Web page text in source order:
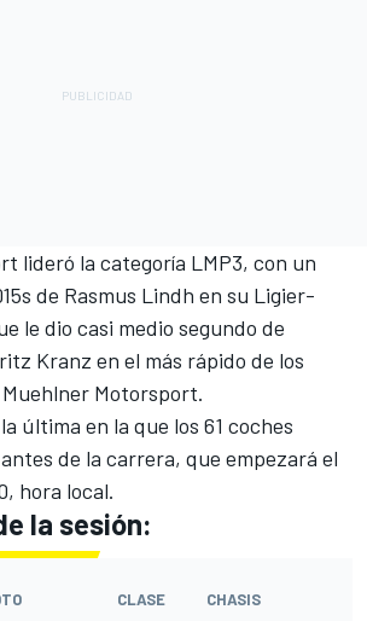
lideró la categoría LMP3, con un
de Rasmus Lindh en su Ligier-
le dio casi medio segundo de
Kranz en el más rápido de los
Motorsport.
última en la que los 61 coches
de la carrera, que empezará el
hora local.
la sesión:
CLASE CHASIS